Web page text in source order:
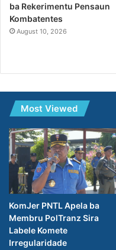
ba Rekerimentu Pensaun
Kombatentes
August 10, 2026
Most Viewed
KomJer PNTL Apela ba
Membru PolTranz Sira
Labele Komete
Irregularidade